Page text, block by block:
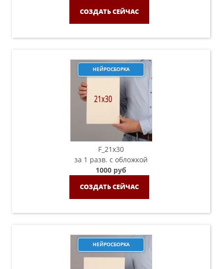
СОЗДАТЬ СЕЙЧАС
НЕЙРОСБОРКА
F_21х30
за 1 разв. с обложкой
1000 руб
СОЗДАТЬ СЕЙЧАС
НЕЙРОСБОРКА